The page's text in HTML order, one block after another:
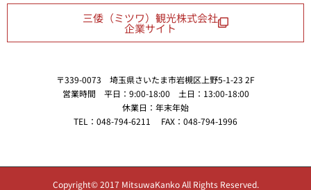
三倭（ミツワ）観光株式会社
企業サイト
〒339-0073 埼玉県さいたま市岩槻区上野5-1-23 2F
営業時間 平日：9:00-18:00 土日：13:00-18:00
休業日：年末年始
TEL：048-794-6211 FAX：048-794-1996
Copyright© 2017 MitsuwaKanko All Rights Reserved.